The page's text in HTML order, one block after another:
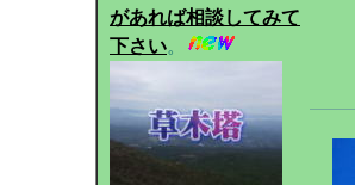
があれば相談してみて
下さい。